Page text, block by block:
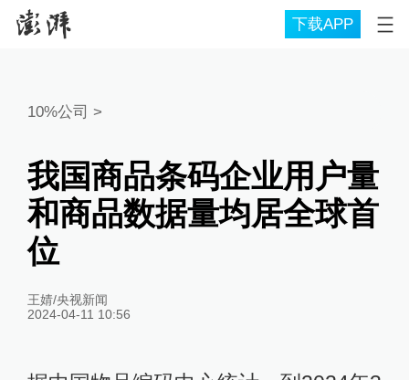
下载APP
10%公司 >
我国商品条码企业用户量
和商品数据量均居全球首
位
王婧/央视新闻
2024-04-11 10:56